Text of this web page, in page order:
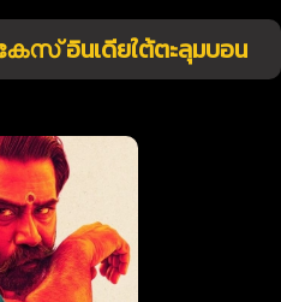
อินเดียใต้ตะลุมบอน